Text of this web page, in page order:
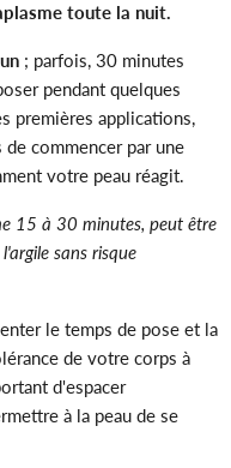
toute la nuit.
; parfois, 30 minutes
pendant quelques
premières applications,
commencer par une
votre peau réagit.
15 à 30 minutes, peut être
sans risque
le temps de pose et la
de votre corps à
d'espacer
à la peau de se